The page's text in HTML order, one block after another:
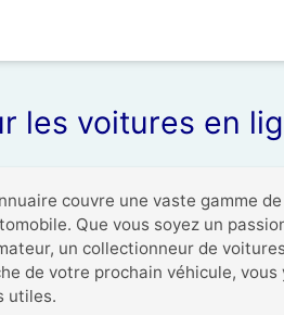
les voitures en
couvre une vaste gamme de
Que vous soyez un
un collectionneur de voitures
de votre prochain véhicule, vous
utiles.